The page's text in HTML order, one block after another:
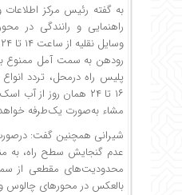
به گفته رئیس مرکز
راهنمایی و رانندگی در
رودهن به سمت آمل ممنوع
پلیس راه درمحل، تردد
۱۶ تا ۲۴ همان روز از
مشاء به‌صورت یک‌طرفه
شیرانی همچنین گفت:‌
عدم گنجایش سطح راه، به
محدودیت‌های مقطعی از
بالعکس در محورهای چالوس